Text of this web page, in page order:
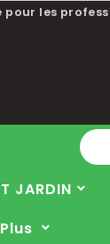
les
JARDIN
Plus